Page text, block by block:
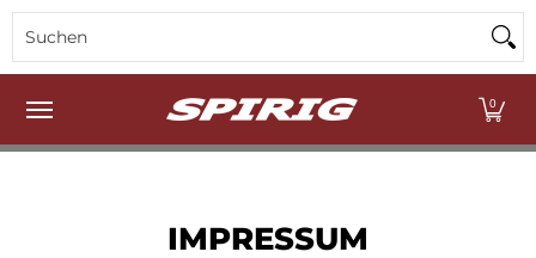
Zum Hauptinhalt springen
Home Wasserversorgung Metallbau
0
IMPRESSUM